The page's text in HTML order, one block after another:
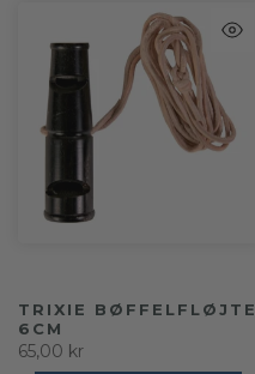
TRIXIE BØFFELFLØJTE
6CM
65,00 kr